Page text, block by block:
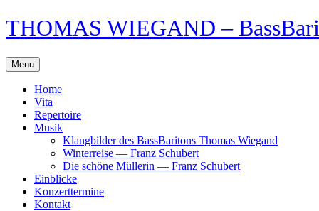
Skip
to
THOMAS WIEGAND –
Menu
Home
Vita
Repertoire
Musik
Klangbilder des BassBaritons Thomas Wiegand
Winterreise — Franz Schubert
Die schöne Müllerin — Franz Schubert
Einblicke
Konzerttermine
Kontakt